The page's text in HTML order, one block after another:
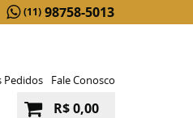
(11) 98758-5013
Pedidos Fale Conosco
R$ 0,00